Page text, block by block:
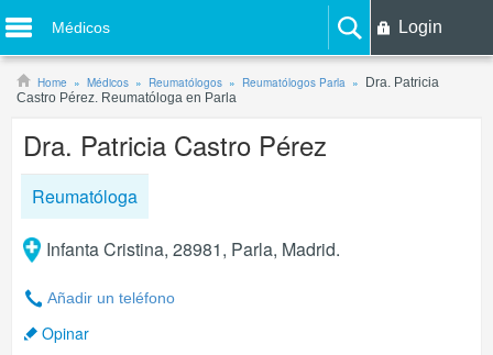
Médicos Login
Home Médicos Reumatólogos Reumatólogos Parla
Dra. Patricia
Castro Pérez. Reumatóloga en Parla
Dra. Patricia Castro Pérez
Reumatóloga
Infanta Cristina, 28981, Parla, Madrid.
Añadir un teléfono
Opinar